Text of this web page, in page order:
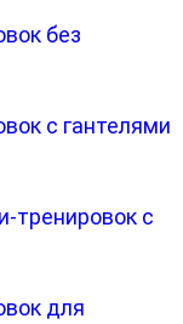
без
с гантелями
тренировок с
для